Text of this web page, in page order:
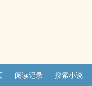
阅读记录 搜索小说